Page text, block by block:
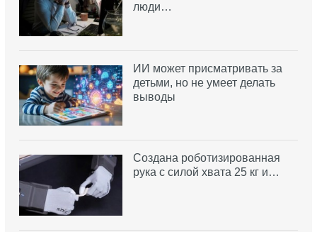
люди…
ИИ может присматривать за
детьми, но не умеет делать
выводы
Создана роботизированная
рука с силой хвата 25 кг и…